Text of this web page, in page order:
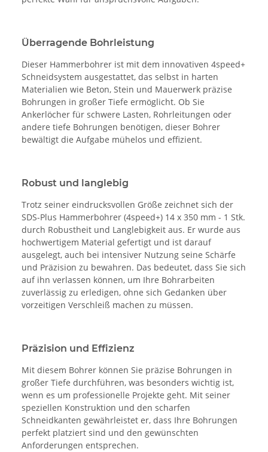
Überragende Bohrleistung
Dieser Hammerbohrer ist mit dem innovativen 4speed+
Schneidsystem ausgestattet, das selbst in harten
Materialien wie Beton, Stein und Mauerwerk präzise
Bohrungen in großer Tiefe ermöglicht. Ob Sie
Ankerlöcher für schwere Lasten, Rohrleitungen oder
andere tiefe Bohrungen benötigen, dieser Bohrer
bewältigt die Aufgabe mühelos und effizient.
Robust und langlebig
Trotz seiner eindrucksvollen Größe zeichnet sich der
SDS-Plus Hammerbohrer (4speed+) 14 x 350 mm - 1 Stk.
durch Robustheit und Langlebigkeit aus. Er wurde aus
hochwertigem Material gefertigt und ist darauf
ausgelegt, auch bei intensiver Nutzung seine Schärfe
und Präzision zu bewahren. Das bedeutet, dass Sie sich
auf ihn verlassen können, um Ihre Bohrarbeiten
zuverlässig zu erledigen, ohne sich Gedanken über
vorzeitigen Verschleiß machen zu müssen.
Präzision und Effizienz
Mit diesem Bohrer können Sie präzise Bohrungen in
großer Tiefe durchführen, was besonders wichtig ist,
wenn es um professionelle Projekte geht. Mit seiner
speziellen Konstruktion und den scharfen
Schneidkanten gewährleistet er, dass Ihre Bohrungen
perfekt platziert sind und den gewünschten
Anforderungen entsprechen.